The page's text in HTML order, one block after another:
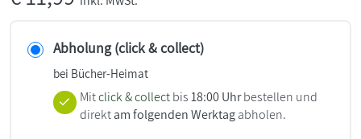
Abholung (click & collect)
bei Bücher-Heimat
Mitclick & collect bis18:00 Uhrbestellen und
direktam folgenden Werktagabholen.